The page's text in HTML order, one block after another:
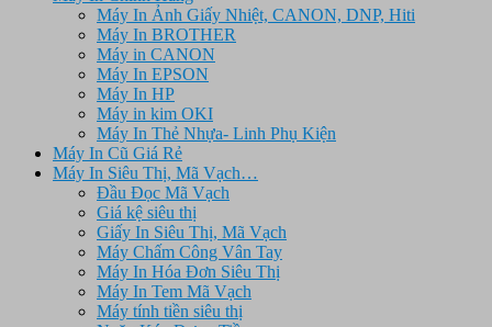
Máy In Ảnh Giấy Nhiệt, CANON, DNP, Hiti
Máy In BROTHER
Máy in CANON
Máy In EPSON
Máy In HP
Máy in kim OKI
Máy In Thẻ Nhựa- Linh Phụ Kiện
Máy In Cũ Giá Rẻ
Máy In Siêu Thị, Mã Vạch…
Đầu Đọc Mã Vạch
Giá kệ siêu thị
Giấy In Siêu Thị, Mã Vạch
Máy Chấm Công Vân Tay
Máy In Hóa Đơn Siêu Thị
Máy In Tem Mã Vạch
Máy tính tiền siêu thị